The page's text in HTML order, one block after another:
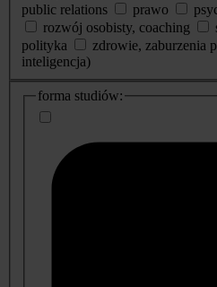
public relations
prawo
rozwój osobisty, coaching
polityka
zdrowie, zaburzenia
inteligencja)
dodatkowe
informacje
forma studiów: